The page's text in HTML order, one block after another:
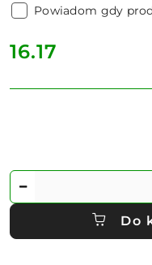
Powiadom gdy
cena:
16.17
Ilość
Do